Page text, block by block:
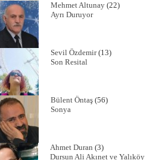
Mehmet Altunay(22)
Ayrı Duruyor
Sevil Özdemir(13)
Son Resital
Bülent Öntaş(56)
Sonya
Ahmet Duran (3)
Dursun Ali Akınet ve Yalıköy